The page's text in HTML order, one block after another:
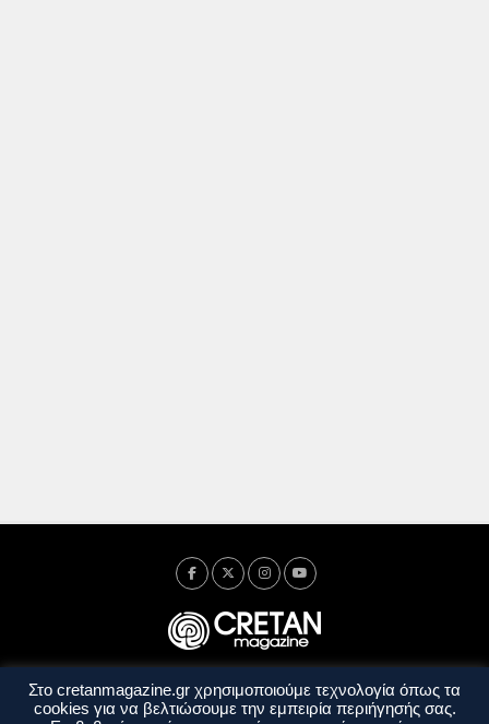
Ταυτότητα Πολιτική Απορρήτου
Όροι Χρήσης
Όροι και Προϋποθέσεις
Στο cretanmagazine.gr χρησιμοποιούμε τεχνολογία όπως τα
cookies για να βελτιώσουμε την εμπειρία περιήγησής σας.